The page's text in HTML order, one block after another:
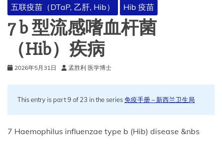
五联疫苗（DTaP, 乙肝, Hib）
Hib 疫苗
7 b 型流感嗜血杆菌
（Hib）疾病
2026年5月31日 孟胜利 医学博士
This entry is part 9 of 23 in the series免疫手册 – 新西兰卫生局
7 Haemophilus influenzae type b (Hib) disease &nbs